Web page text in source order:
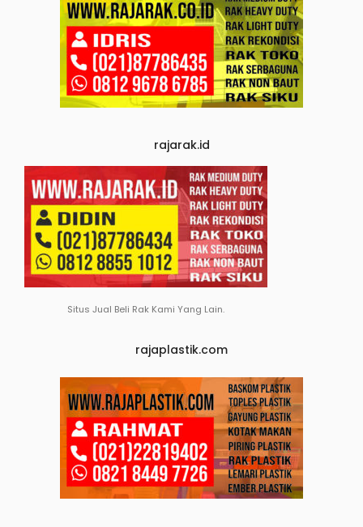
rajarak.id
Situs Jual Beli Rak Kami Yang Lain.
rajaplastik.com